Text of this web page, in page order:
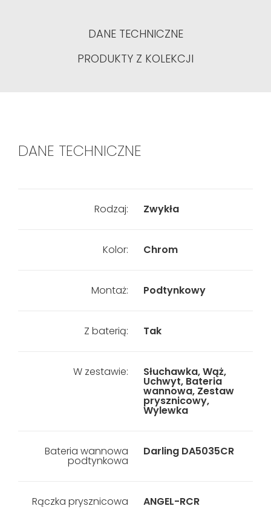
DANE TECHNICZNE
PRODUKTY Z KOLEKCJI
DANE TECHNICZNE
Rodzaj: Zwykła
Kolor: Chrom
Montaż: Podtynkowy
Z baterią: Tak
W zestawie: Słuchawka, Wąż,
Uchwyt, Bateria
wannowa, Zestaw
prysznicowy,
Wylewka
Bateria wannowa
podtynkowa
Darling DA5035CR
Rączka prysznicowa ANGEL-RCR